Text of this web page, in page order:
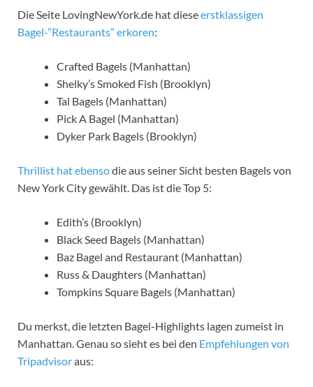
Die Seite LovingNewYork.de hat dieseerstklassigen
Bagel-”Restaurants” erkoren:
Crafted Bagels (Manhattan)
Shelky’s Smoked Fish (Brooklyn)
Tal Bagels (Manhattan)
Pick A Bagel (Manhattan)
Dyker Park Bagels (Brooklyn)
Thrillist hat ebensodie aus seiner Sicht besten Bagels von
New York City gewählt. Das ist die Top 5:
Edith’s (Brooklyn)
Black Seed Bagels (Manhattan)
Baz Bagel and Restaurant (Manhattan)
Russ & Daughters (Manhattan)
Tompkins Square Bagels (Manhattan)
Du merkst, die letzten Bagel-Highlights lagen zumeist in
Manhattan. Genau so sieht es bei den Empfehlungen von
Tripadvisoraus: